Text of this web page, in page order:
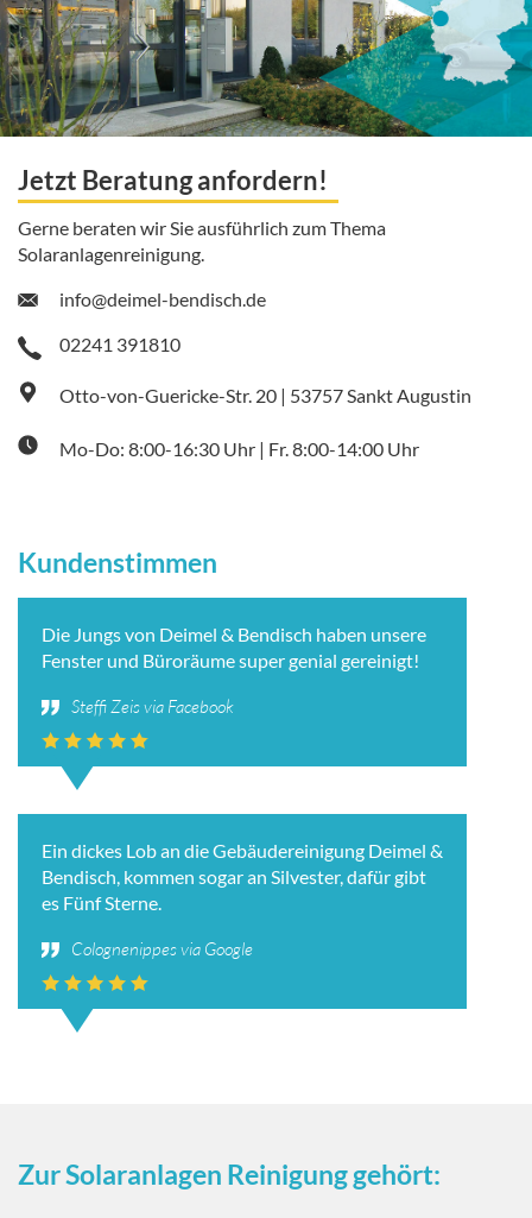
Jetzt Beratung anfordern!
Gerne beraten wir Sie ausführlich zum Thema
Solaranlagenreinigung.
info@deimel-bendisch.de
02241 391810
Otto-von-Guericke-Str. 20 | 53757 Sankt Augustin
Mo-Do: 8:00-16:30 Uhr | Fr. 8:00-14:00 Uhr
Kundenstimmen
Die Jungs von Deimel & Bendisch haben unsere
Fenster und Büroräume super genial gereinigt!
Steffi Zeis via Facebook
Ein dickes Lob an die Gebäudereinigung Deimel &
Bendisch, kommen sogar an Silvester, dafür gibt
es Fünf Sterne.
Colognenippes via Google
Zur Solaranlagen Reinigung gehört: